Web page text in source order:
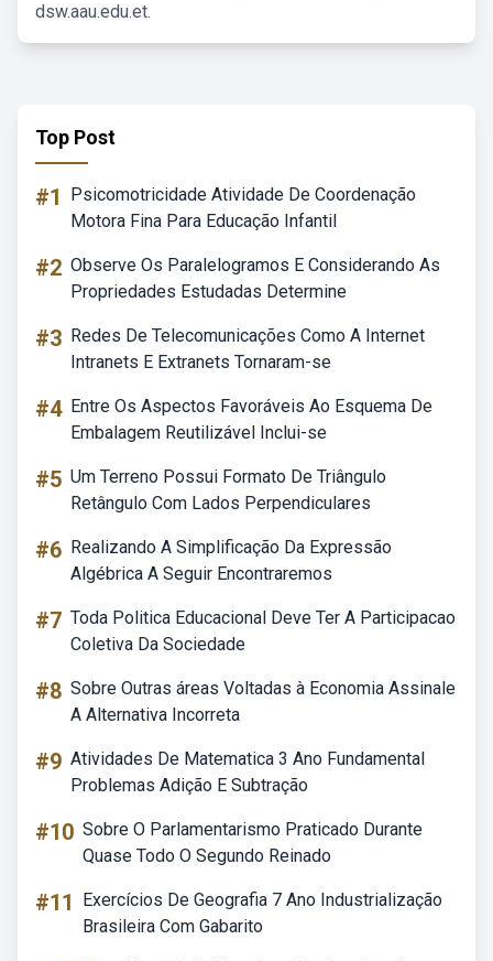
dsw.aau.edu.et.
Top Post
#1
Psicomotricidade Atividade De Coordenação
Motora Fina Para Educação Infantil
#2 Observe Os Paralelogramos E Considerando As
Propriedades Estudadas Determine
#3 Redes De Telecomunicações Como A Internet
Intranets E Extranets Tornaram-se
#4 Entre Os Aspectos Favoráveis Ao Esquema De
Embalagem Reutilizável Inclui-se
#5 Um Terreno Possui Formato De Triângulo
Retângulo Com Lados Perpendiculares
#6 Realizando A Simplificação Da Expressão
Algébrica A Seguir Encontraremos
#7 Toda Politica Educacional Deve Ter A Participacao
Coletiva Da Sociedade
#8 Sobre Outras áreas Voltadas à Economia Assinale
A Alternativa Incorreta
#9 Atividades De Matematica 3 Ano Fundamental
Problemas Adição E Subtração
#10 Sobre O Parlamentarismo Praticado Durante
Quase Todo O Segundo Reinado
#11
Exercícios De Geografia 7 Ano Industrialização
Brasileira Com Gabarito